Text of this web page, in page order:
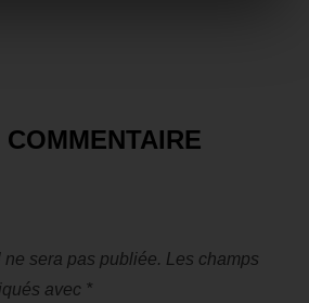
sera pas publiée. Les champs
avec *